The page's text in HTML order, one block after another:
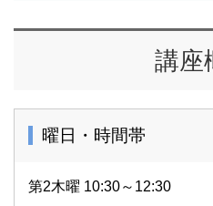
お似合いの色の
付け確認します
シミ、シワ、くすみ。
く見えます！
講座
曜日・時間帯
第2木曜 10:30～12:30